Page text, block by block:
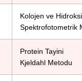
Kolojen ve
Spektrofotometrik
Protein Tayini
Kjeldahl Metodu